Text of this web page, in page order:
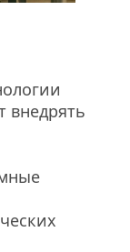
внедрять